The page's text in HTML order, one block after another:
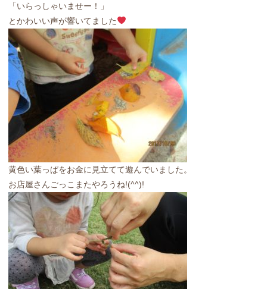
「いらっしゃいませー！」
とかわいい声が響いてました
黄色い葉っぱをお金に見立てて遊んでいました。
お店屋さんごっこまたやろうね!(^^)!